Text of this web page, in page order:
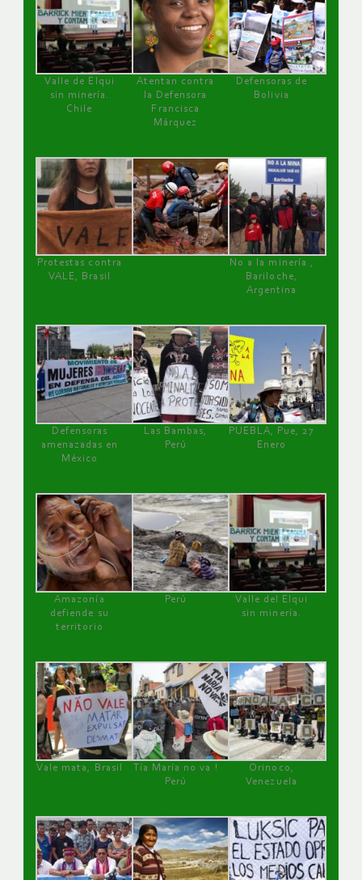
Valle de Elqui
sin minería.
Chile
Atentan contra
la Defensora
Francisca
Márquez
Defensoras de
Bolivia
Protestas contra
VALE, Brasil
No a la minería ,
Bariloche,
Argentina
Defensoras
amenazadas en
México
Las Bambas,
Perú
PUEBLA, Pue, 27
Enero
Amazonía
defiende su
territorio
Perú
Valle del Elqui
sin minería.
Vale mata, Brasil
Tía María no va !
Perú
Orinoco,
Venezuela